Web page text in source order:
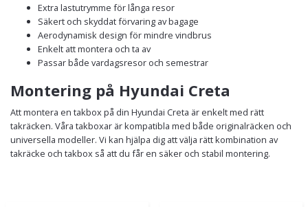
Extra lastutrymme för långa resor
Säkert och skyddat förvaring av bagage
Aerodynamisk design för mindre vindbrus
Enkelt att montera och ta av
Passar både vardagsresor och semestrar
Montering på Hyundai Creta
Att montera en takbox på din Hyundai Creta är enkelt med rätt
takräcken. Våra takboxar är kompatibla med både originalräcken och
universella modeller. Vi kan hjälpa dig att välja rätt kombination av
takräcke och takbox så att du får en säker och stabil montering.